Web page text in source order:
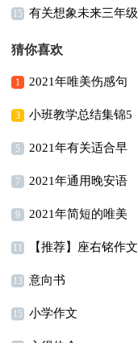
15 有关想象未来三年级
作文300字三篇
猜你喜欢
1 2021年唯美伤感句
子摘录65句
3 小班教学总结集锦5
篇
5 2021年有关适合早
上发的早安心语朋友圈
合集58条
7 2021年通用晚安语
录朋友圈锦集62句
9 2021年简短的唯美
简短句子汇编49句
11 【推荐】座右铭作文
汇总9篇
13 意向书
15 小学作文